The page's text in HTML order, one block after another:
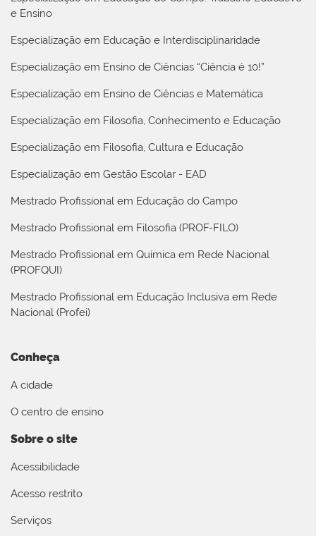
e Ensino
Especialização em Educação e Interdisciplinaridade
Especialização em Ensino de Ciências “Ciência é 10!”
Especialização em Ensino de Ciências e Matemática
Especialização em Filosofia, Conhecimento e Educação
Especialização em Filosofia, Cultura e Educação
Especialização em Gestão Escolar - EAD
Mestrado Profissional em Educação do Campo
Mestrado Profissional em Filosofia (PROF-FILO)
Mestrado Profissional em Química em Rede Nacional
(PROFQUI)
Mestrado Profissional em Educação Inclusiva em Rede
Nacional (Profei)
Conheça
A cidade
O centro de ensino
Sobre o site
Acessibilidade
Acesso restrito
Serviços